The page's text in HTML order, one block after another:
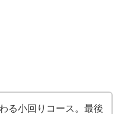
る小回りコース。 最後